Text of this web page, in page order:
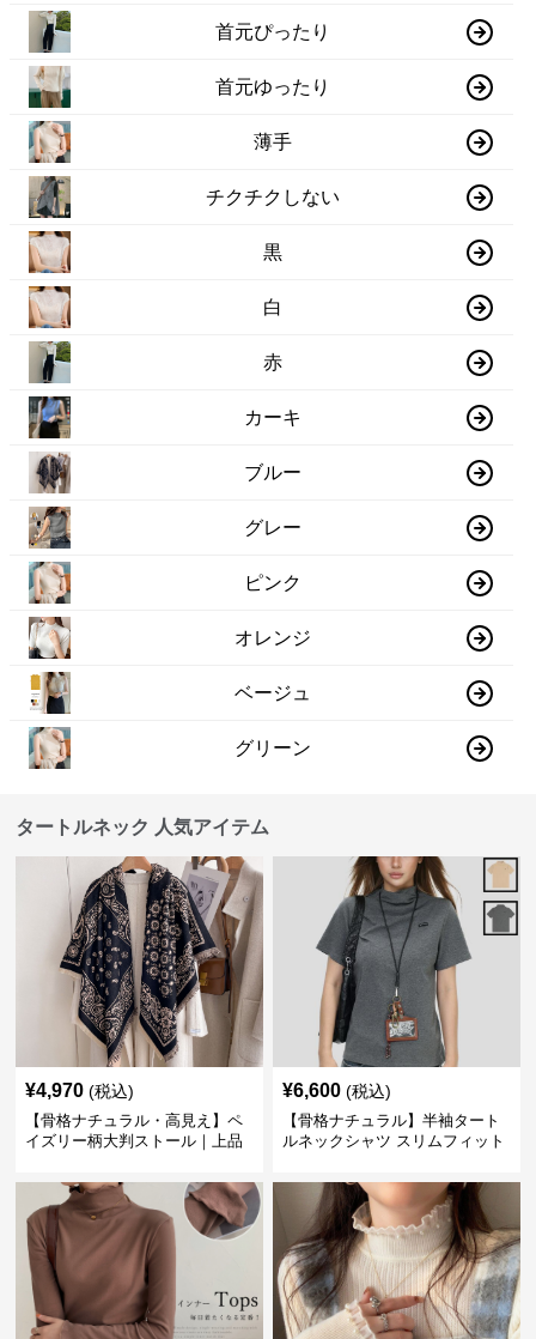
首元ぴったり
首元ゆったり
薄手
チクチクしない
黒
白
赤
カーキ
ブルー
グレー
ピンク
オレンジ
ベージュ
グリーン
タートルネック 人気アイテム
¥4,970 (税込)
【骨格ナチュラル・高見え】ペ
イズリー柄大判ストール｜上品
¥6,600 (税込)
【骨格ナチュラル】半袖タート
ルネックシャツ スリムフィット